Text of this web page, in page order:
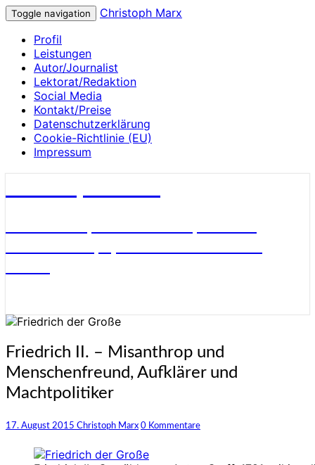
Toggle navigation
Christoph Marx
Profil
Leistungen
Autor/Journalist
Lektorat/Redaktion
Social Media
Kontakt/Preise
Datenschutzerklärung
Cookie-Richtlinie (EU)
Impressum
Friedrich
II.
–
Misanthrop
Menschenfreund,
Aufklärer
Machtpolitiker
Friedrich II. – Misanthrop und
Menschenfreund, Aufklärer und
Machtpolitiker
17. August 2015 Christoph Marx Kommentare
0 Kommentare